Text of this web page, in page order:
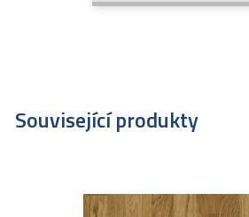
Související produkty